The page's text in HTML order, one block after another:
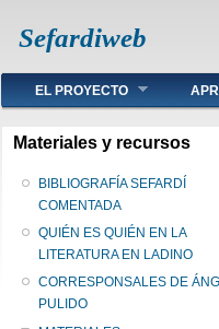
Sefardiweb
Main menu
EL PROYECTO
Materiales y recursos
BIBLIOGRAFÍA SEFARDÍ
COMENTADA
QUIÉN ES QUIÉN EN LA
LITERATURA EN LADINO
CORRESPONSALES DE
PULIDO